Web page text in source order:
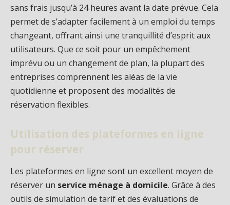
sans frais jusqu’à 24 heures avant la date prévue. Cela
permet de s’adapter facilement à un emploi du temps
changeant, offrant ainsi une tranquillité d’esprit aux
utilisateurs. Que ce soit pour un empêchement
imprévu ou un changement de plan, la plupart des
entreprises comprennent les aléas de la vie
quotidienne et proposent des modalités de
réservation flexibles.
Utilisation des plateformes en ligne
pour réserver
Les plateformes en ligne sont un excellent moyen de
réserver un service ménage à domicile. Grâce à des
outils de simulation de tarif et des évaluations de